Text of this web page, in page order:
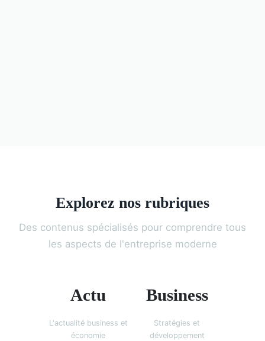
Explorez nos rubriques
Des contenus spécialisés pour comprendre tous
les aspects de l'entreprise moderne
Actu
L'actualité business et
économie
Business
Stratégies et
développement